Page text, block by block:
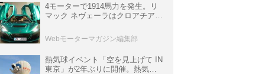
4モーターで1914馬力を発生。リ
マック ネヴェーラはクロアチア発
ロニクル・完全版／115】
Webモーターマガジン編集部
熱気球イベント「空を見上げて IN
東京」が2年ぶりに開催。熱気球